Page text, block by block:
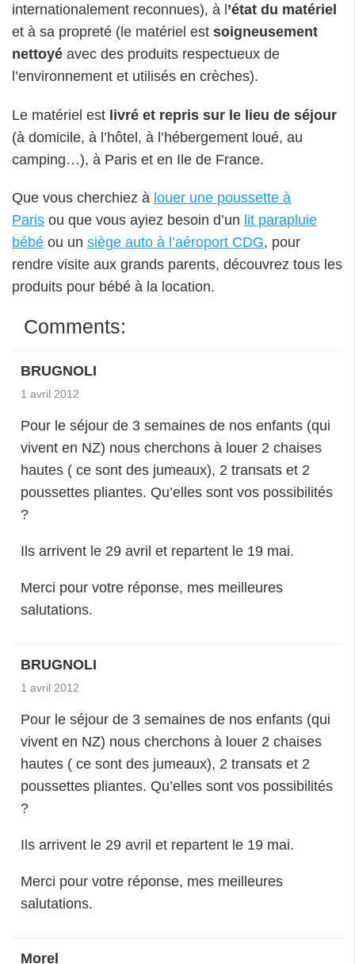
internationalement reconnues), à l’état du matériel
et à sa propreté (le matériel est soigneusement
nettoyé avec des produits respectueux de
l’environnement et utilisés en crèches).
Le matériel est livré et repris sur le lieu de séjour
(à domicile, à l’hôtel, à l’hébergement loué, au
camping…), à Paris et en Ile de France.
Que vous cherchiez à louer une poussette à
Paris ou que vous ayiez besoin d’un lit parapluie
bébé ou un siège auto à l’aéroport CDG, pour
rendre visite aux grands parents, découvrez tous les
produits pour bébé à la location.
Comments:
BRUGNOLI
1 avril 2012
Pour le séjour de 3 semaines de nos enfants (qui
vivent en NZ) nous cherchons à louer 2 chaises
hautes ( ce sont des jumeaux), 2 transats et 2
poussettes pliantes. Qu’elles sont vos possibilités
?
Ils arrivent le 29 avril et repartent le 19 mai.
Merci pour votre réponse, mes meilleures
salutations.
BRUGNOLI
1 avril 2012
Pour le séjour de 3 semaines de nos enfants (qui
vivent en NZ) nous cherchons à louer 2 chaises
hautes ( ce sont des jumeaux), 2 transats et 2
poussettes pliantes. Qu’elles sont vos possibilités
?
Ils arrivent le 29 avril et repartent le 19 mai.
Merci pour votre réponse, mes meilleures
salutations.
Morel